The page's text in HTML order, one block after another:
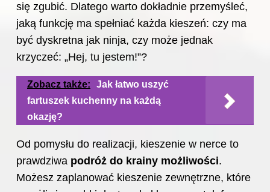
się zgubić. Dlatego warto dokładnie przemyśleć,
jaką funkcję ma spełniać każda kieszeń: czy ma
być dyskretna jak ninja, czy może jednak
krzyczeć: „Hej, tu jestem!”?
Zobacz także:
Jak łatwo uszyć
fartuszek kuchenny na każdą
okazję?
Od pomysłu do realizacji, kieszenie w nerce to
prawdziwa podróż do krainy możliwości.
Możesz zaplanować kieszenie zewnętrzne, które